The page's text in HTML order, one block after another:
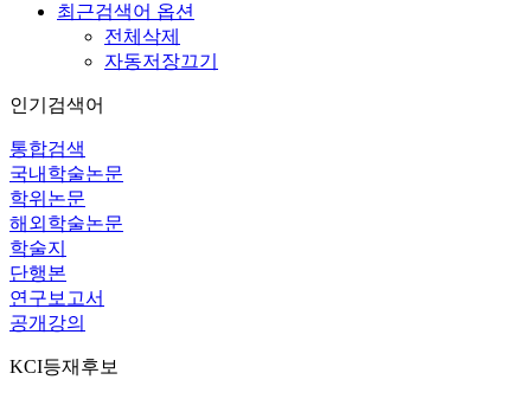
최근검색어 옵션
전체삭제
자동저장끄기
인기검색어
통합검색
국내학술논문
학위논문
해외학술논문
학술지
단행본
연구보고서
공개강의
KCI등재후보